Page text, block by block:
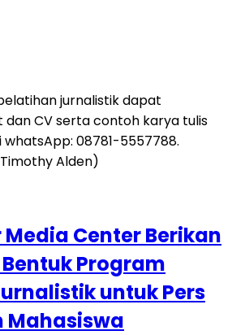
Media Center Berikan
Program
untuk Pers
Mahasiswa